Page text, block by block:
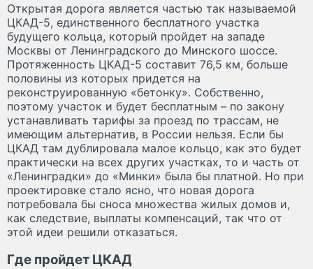
Открытая дорога является частью так называемой
ЦКАД-5, единственного бесплатного участка
будущего кольца, который пройдет на западе
Москвы от Ленинградского до Минского шоссе.
Протяженность ЦКАД-5 составит 76,5 км, больше
половины из которых придется на
реконструированную «бетонку». Собственно,
поэтому участок и будет бесплатным – по закону
устанавливать тарифы за проезд по трассам, не
имеющим альтернатив, в России нельзя. Если бы
ЦКАД там дублировала малое кольцо, как это будет
практически на всех других участках, то и часть от
«Ленинградки» до «Минки» была бы платной. Но при
проектировке стало ясно, что новая дорога
потребовала бы сноса множества жилых домов и,
как следствие, выплаты компенсаций, так что от
этой идеи решили отказаться.
Где пройдет ЦКАД